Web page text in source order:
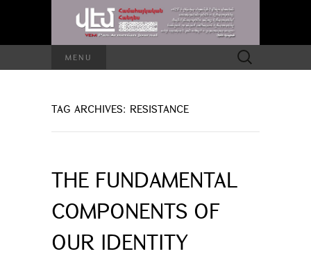
MENU
Search
for:
TAG ARCHIVES: RESISTANCE
THE FUNDAMENTAL
COMPONENTS OF
OUR IDENTITY